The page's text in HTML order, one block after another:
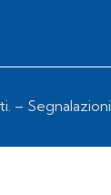
– Segnalazioni